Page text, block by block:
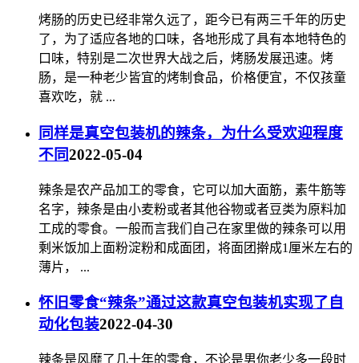
烤肠的历史已经非常久远了，距今已有两三千年的历史
了，为了适应各地的口味，各地形成了具有本地特色的
口味，特别是二次世界大战之后，烤肠发展迅速。烤
肠，是一种老少皆宜的烤制食品，价格便宜，不仅孩童
喜欢吃，就 ...
同样是真空包装机的辣条，为什么受欢迎程度
不同2022-05-04
辣条是农产品加工的零食，它可以加大面筋，素牛筋等
名字，辣条是由小麦粉或者其他谷物或者豆类为原料加
工成的零食。一般而言我们自己在家里做的辣条可以用
剩米饭加上面粉淀粉和成面团，将面团擀成1厘米左右的
薄片， ...
怀旧零食“辣条”通过这款真空包装机实现了自
动化包装2022-04-30
辣条是风靡了几十年的零食，不论是男你老少多一段时